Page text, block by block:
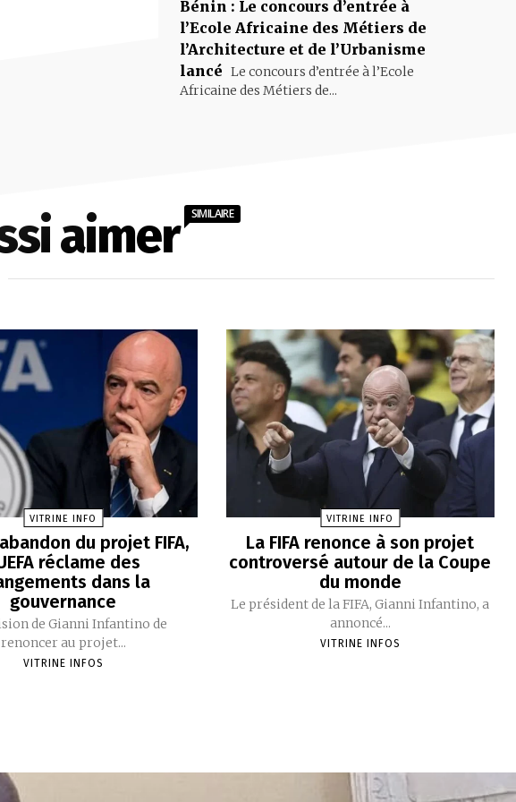
Bénin : Le concours d’entrée à
l’Ecole Africaine des Métiers de
l’Architecture et de l’Urbanisme
lancé Le concours d’entrée à l’Ecole
Africaine des Métiers de...
aimer SIMILAIRE
VITRINE INFO
du projet FIFA,
réclame des
dans la
gouvernance
de Gianni Infantino de
renoncer au projet...
VITRINE INFOS
VITRINE INFO
La FIFA renonce à son projet
controversé autour de la Coupe
du monde
Le président de la FIFA, Gianni Infantino, a
annoncé...
VITRINE INFOS